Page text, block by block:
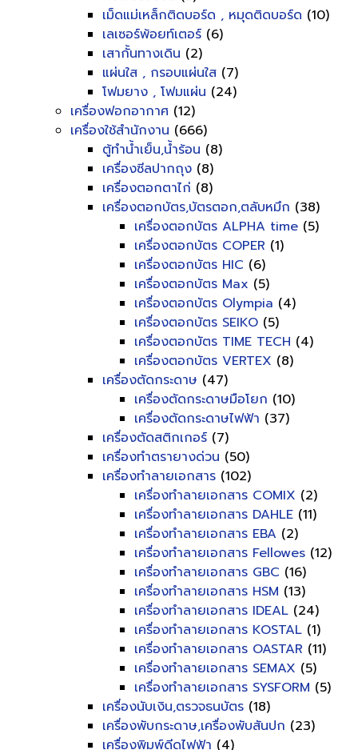
เม็ดแม่เหล็กติดบอร์ด , หมุดติดบอร์ด (10)
เลเซอร์พ้อยท์เตอร์ (6)
เสากั้นทางเดิน (2)
แผ่นใส , กรอบแผ่นใส (7)
โฟมยาง , โฟมแผ่น (24)
เครื่องฟอกอากาศ (12)
เครื่องใช้สำนักงาน (666)
ตู้ทำน้ำเย็น,น้ำร้อน (8)
เครื่องซีลปากถุง (8)
เครื่องตอกตาไก่ (8)
เครื่องตอกบัตร,บัตรตอก,ตลับหมึก (38)
เครื่องตอกบัตร ALPHA time (5)
เครื่องตอกบัตร COPER (1)
เครื่องตอกบัตร HIC (6)
เครื่องตอกบัตร Max (5)
เครื่องตอกบัตร Olympia (4)
เครื่องตอกบัตร SEIKO (5)
เครื่องตอกบัตร TIME TECH (4)
เครื่องตอกบัตร VERTEX (8)
เครื่องตัดกระดาษ (47)
เครื่องตัดกระดาษมือโยก (10)
เครื่องตัดกระดาษไฟฟ้า (37)
เครื่องตัดสติกเกอร์ (7)
เครื่องทำตรายางด่วน (50)
เครื่องทำลายเอกสาร (102)
เครื่องทำลายเอกสาร COMIX (2)
เครื่องทำลายเอกสาร DAHLE (11)
เครื่องทำลายเอกสาร EBA (2)
เครื่องทำลายเอกสาร Fellowes (12)
เครื่องทำลายเอกสาร GBC (16)
เครื่องทำลายเอกสาร HSM (13)
เครื่องทำลายเอกสาร IDEAL (24)
เครื่องทำลายเอกสาร KOSTAL (1)
เครื่องทำลายเอกสาร OASTAR (11)
เครื่องทำลายเอกสาร SEMAX (5)
เครื่องทำลายเอกสาร SYSFORM (5)
เครื่องนับเงิน,ตรวจธนบัตร (18)
เครื่องพับกระดาษ,เครื่องพับสันปก (23)
เครื่องพิมพ์ดีดไฟฟ้า (4)